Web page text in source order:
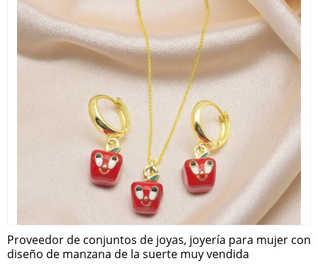
Proveedor de conjuntos de joyas, joyería para mujer con
diseño de manzana de la suerte muy vendida